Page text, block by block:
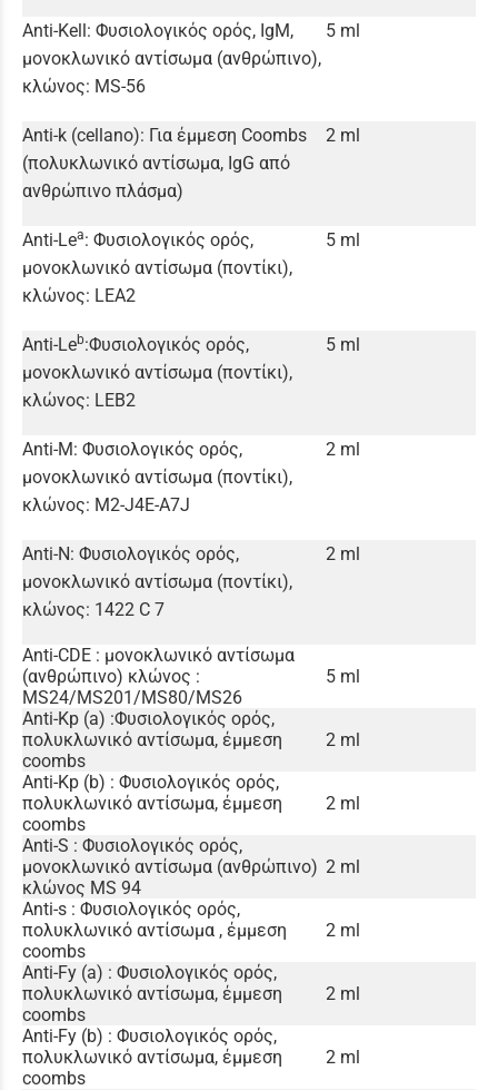
Anti-Kell: Φυσιολογικός ορός, IgM,
μονοκλωνικό αντίσωμα (ανθρώπινο),
κλώνος: MS-56
5 ml
Anti-k (cellano): Για έμμεση Coombs
(πολυκλωνικό αντίσωμα, IgG από
ανθρώπινο πλάσμα)
2 ml
Anti-Lea: Φυσιολογικός ορός,
μονοκλωνικό αντίσωμα (ποντίκι),
κλώνος: LEA2
5 ml
Anti-Leb:Φυσιολογικός ορός,
μονοκλωνικό αντίσωμα (ποντίκι),
κλώνος: LEB2
5 ml
Anti-M: Φυσιολογικός ορός,
μονοκλωνικό αντίσωμα (ποντίκι),
κλώνος: M2-J4E-A7J
2 ml
Anti-N: Φυσιολογικός ορός,
μονοκλωνικό αντίσωμα (ποντίκι),
κλώνος: 1422 C 7
2 ml
Anti-CDE : μονοκλωνικό αντίσωμα
(ανθρώπινο) κλώνος :
MS24/MS201/MS80/MS26
5 ml
Anti-Kp (a) :Φυσιολογικός ορός,
πολυκλωνικό αντίσωμα, έμμεση
coombs
2 ml
Anti-Kp (b) : Φυσιολογικός ορός,
πολυκλωνικό αντίσωμα, έμμεση
coombs
2 ml
Anti-S : Φυσιολογικός ορός,
μονοκλωνικό αντίσωμα (ανθρώπινο)
κλώνος MS 94
2 ml
Anti-s : Φυσιολογικός ορός,
πολυκλωνικό αντίσωμα , έμμεση
coombs
2 ml
Anti-Fy (a) : Φυσιολογικός ορός,
πολυκλωνικό αντίσωμα, έμμεση
coombs
2 ml
Anti-Fy (b) : Φυσιολογικός ορός,
πολυκλωνικό αντίσωμα, έμμεση
coombs
2 ml